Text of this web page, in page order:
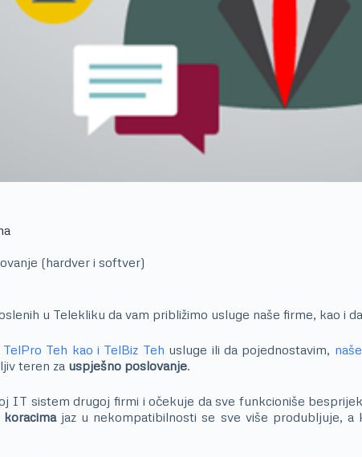
(hardver i softver)
u Telekliku da vam približimo usluge naše firme, kao i
TelPro Teh kao i TelBiz Teh usluge ili da pojednostavim,
teren za uspješno poslovanje.
IT sistem drugoj firmi i očekuje da sve funkcioniše
jaz u nekompatibilnosti se sve više produbljuje, a